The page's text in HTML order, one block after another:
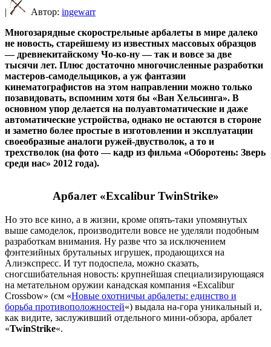
| Автор: ingewarr
Многозарядные скорострельные арбалеты в мире далеко
не новость, старейшему из известных массовых образцов
— древнекитайскому Чо-ко-ну — так и вовсе за две
тысячи лет. Плюс достаточно многочисленные разработки
мастеров-самодельщиков, а уж фантазии
кинематографистов на этом направлении можно только
позавидовать, вспомним хотя бы «Ван Хельсинга». В
основном упор делается на полуавтоматические и даже
автоматические устройства, однако не остаются в стороне
и заметно более простые в изготовлении и эксплуатации
своеобразные аналоги ружей-двустволок, а то и
трехстволок (на фото — кадр из фильма «Оборотень: Зверь
среди нас» 2012 года).
Арбалет «Excalibur TwinStrike»
Но это все кино, а в жизни, кроме опять-таки упомянутых
выше самоделок, производители вовсе не уделяли подобным
разработкам внимания. Ну разве что за исключением
фэнтезийных брутальных игрушек, продающихся на
Алиэкспресс. И тут подоспела, можно сказать,
сногсшибательная новость: крупнейшая специализирующаяся
на метательном оружии канадская компания «Excalibur
Crossbow» (см «Новые охотничьи арбалеты: единство и
борьба противоположностей«) выдала на-гора уникальный и,
как видите, заслуживший отдельного мини-обзора, арбалет
«TwinStrike«.